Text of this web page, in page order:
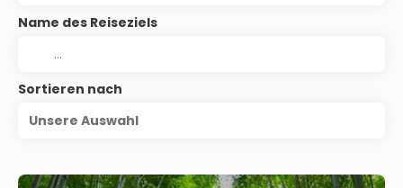
Name des Reiseziels
Sortieren nach
Unsere Auswahl